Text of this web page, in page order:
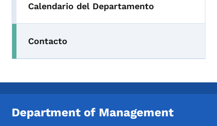
Calendario del Departamento
Contacto
Department of Management